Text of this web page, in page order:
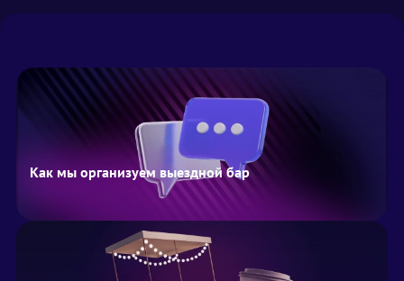
Как мы организуем выездной бар